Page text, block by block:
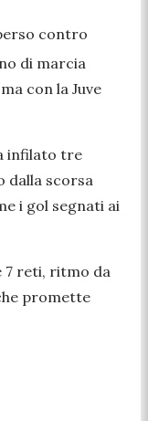
contro
di marcia
con la Juve
infilato tre
dalla scorsa
i gol segnati ai
7 reti, ritmo da
promette